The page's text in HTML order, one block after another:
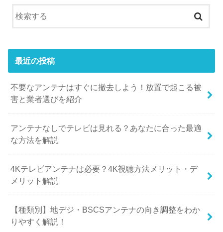
最近の投稿
不要なアンテナはすぐに撤去しよう！放置で起こる被
害と業者選びを紹介
アンテナなしでテレビは見れる？あなたに合った最適
な方法を解説
​​4Kテレビアンテナは必要？4K視聴方法メリット・デ
メリット解説
【種類別】地デジ・BSCSアンテナの向き調整をわか
りやすく解説！